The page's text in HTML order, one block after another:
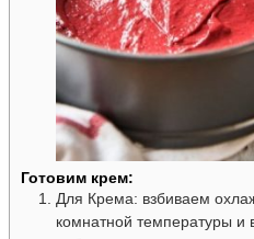
Готовим крем:
Для Крема: взбиваем
комнатной температуры